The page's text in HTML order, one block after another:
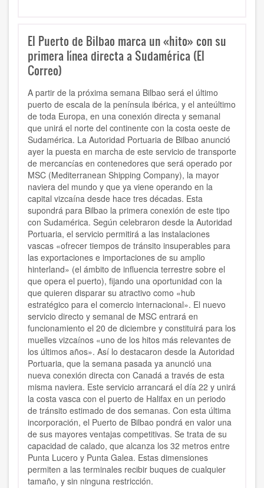
El Puerto de Bilbao marca un «hito» con su
primera línea directa a Sudamérica (El
Correo)
A partir de la próxima semana Bilbao será el último
puerto de escala de la península ibérica, y el anteúltimo
de toda Europa, en una conexión directa y semanal
que unirá el norte del continente con la costa oeste de
Sudamérica. La Autoridad Portuaria de Bilbao anunció
ayer la puesta en marcha de este servicio de transporte
de mercancías en contenedores que será operado por
MSC (Mediterranean Shipping Company), la mayor
naviera del mundo y que ya viene operando en la
capital vizcaína desde hace tres décadas. Esta
supondrá para Bilbao la primera conexión de este tipo
con Sudamérica. Según celebraron desde la Autoridad
Portuaria, el servicio permitirá a las instalaciones
vascas «ofrecer tiempos de tránsito insuperables para
las exportaciones e importaciones de su amplio
hinterland» (el ámbito de influencia terrestre sobre el
que opera el puerto), fijando una oportunidad con la
que quieren disparar su atractivo como «hub
estratégico para el comercio internacional». El nuevo
servicio directo y semanal de MSC entrará en
funcionamiento el 20 de diciembre y constituirá para los
muelles vizcaínos «uno de los hitos más relevantes de
los últimos años». Así lo destacaron desde la Autoridad
Portuaria, que la semana pasada ya anunció una
nueva conexión directa con Canadá a través de esta
misma naviera. Este servicio arrancará el día 22 y unirá
la costa vasca con el puerto de Halifax en un periodo
de tránsito estimado de dos semanas. Con esta última
incorporación, el Puerto de Bilbao pondrá en valor una
de sus mayores ventajas competitivas. Se trata de su
capacidad de calado, que alcanza los 32 metros entre
Punta Lucero y Punta Galea. Estas dimensiones
permiten a las terminales recibir buques de cualquier
tamaño, y sin ninguna restricción.